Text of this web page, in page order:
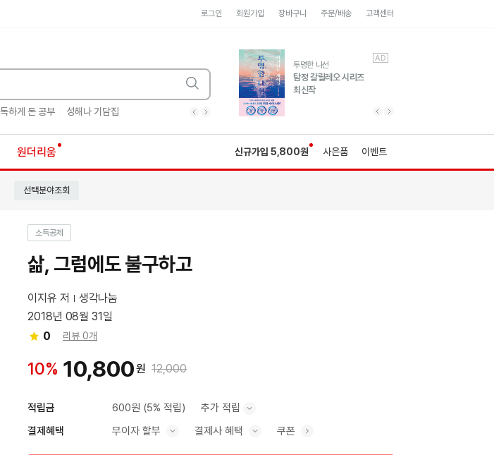
로그인 회원가입 장바구니 주문/배송 고객센터
독하게 돈 공부 성해나 기담집 히가시노게이고 추모 수족관 독하게 돈 공부
유럽 도시 기행3
풍성한 서사와 인문학적
통찰!
AD
투명한 나선
탐정 갈릴레오 시리즈
최신작
AD
원더리움 신규가입 5,800원 사은품 이벤트
선택분야조회
소득공제
삶, 그럼에도 불구하고
이지유 저
생각나눔
2018년 08월 31일
0
리뷰 0개
10% 10,800원 12,000
적립금 600원 (5% 적립) 추가 적립
결제혜택 무이자 할부 결제사 혜택 쿠폰